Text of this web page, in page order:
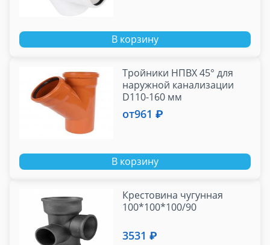
В корзину
Тройники НПВХ 45° для
наружной канализации
D110-160 мм
от961 ₽
В корзину
Крестовина чугунная
100*100*100/90
3531 ₽